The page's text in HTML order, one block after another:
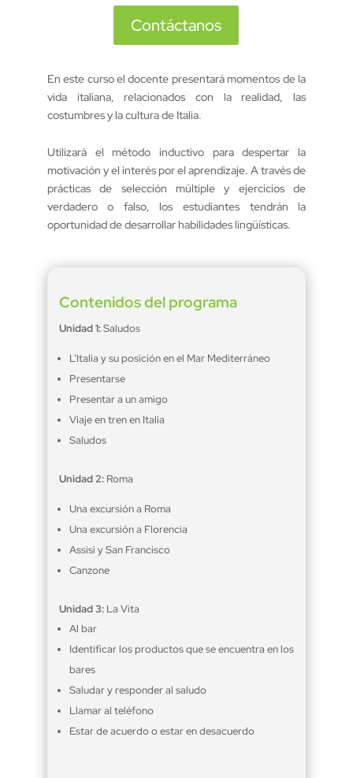
Contáctanos
En este curso el docente presentará momentos de la
vida italiana, relacionados con la realidad, las
costumbres y la cultura de Italia.
Utilizará el método inductivo para despertar la
motivación y el interés por el aprendizaje. A través de
prácticas de selección múltiple y ejercicios de
verdadero o falso, los estudiantes tendrán la
oportunidad de desarrollar habilidades lingüísticas.
Contenidos del programa
Unidad 1:Saludos
L’Italia y su posición en el Mar Mediterráneo
Presentarse
Presentar a un amigo
Viaje en tren en Italia
Saludos
Unidad 2: Roma
Una excursión a Roma
Una excursión a Florencia
Assisi y San Francisco
Canzone
Unidad 3: La Vita
Al bar
Identificar los productos que se encuentra en los
bares
Saludar y responder al saludo
Llamar al teléfono
Estar de acuerdo o estar en desacuerdo